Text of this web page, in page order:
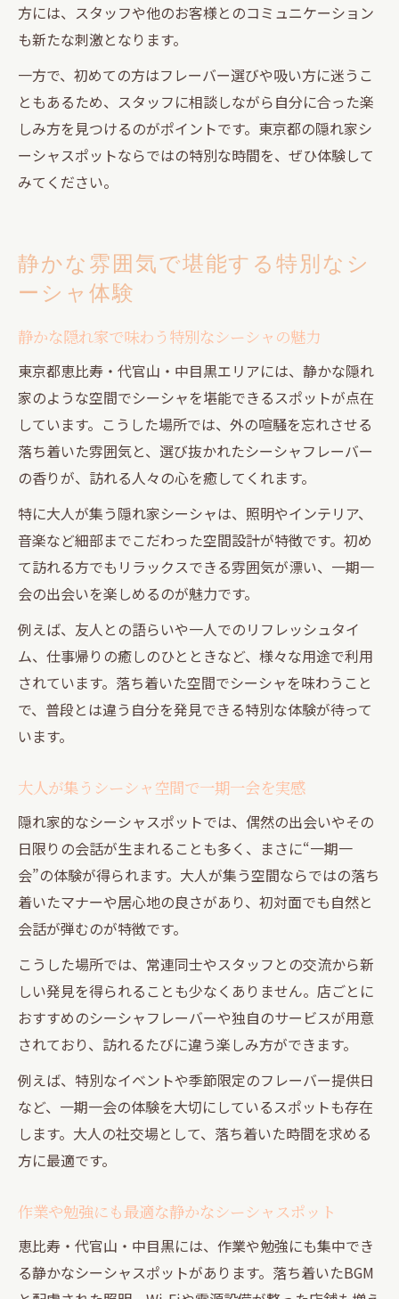
方には、スタッフや他のお客様とのコミュニケーション
も新たな刺激となります。
一方で、初めての方はフレーバー選びや吸い方に迷うこ
ともあるため、スタッフに相談しながら自分に合った楽
しみ方を見つけるのがポイントです。東京都の隠れ家シ
ーシャスポットならではの特別な時間を、ぜひ体験して
みてください。
静かな雰囲気で堪能する特別なシ
ーシャ体験
静かな隠れ家で味わう特別なシーシャの魅力
東京都恵比寿・代官山・中目黒エリアには、静かな隠れ
家のような空間でシーシャを堪能できるスポットが点在
しています。こうした場所では、外の喧騒を忘れさせる
落ち着いた雰囲気と、選び抜かれたシーシャフレーバー
の香りが、訪れる人々の心を癒してくれます。
特に大人が集う隠れ家シーシャは、照明やインテリア、
音楽など細部までこだわった空間設計が特徴です。初め
て訪れる方でもリラックスできる雰囲気が漂い、一期一
会の出会いを楽しめるのが魅力です。
例えば、友人との語らいや一人でのリフレッシュタイ
ム、仕事帰りの癒しのひとときなど、様々な用途で利用
されています。落ち着いた空間でシーシャを味わうこと
で、普段とは違う自分を発見できる特別な体験が待って
います。
大人が集うシーシャ空間で一期一会を実感
隠れ家的なシーシャスポットでは、偶然の出会いやその
日限りの会話が生まれることも多く、まさに“一期一
会”の体験が得られます。大人が集う空間ならではの落ち
着いたマナーや居心地の良さがあり、初対面でも自然と
会話が弾むのが特徴です。
こうした場所では、常連同士やスタッフとの交流から新
しい発見を得られることも少なくありません。店ごとに
おすすめのシーシャフレーバーや独自のサービスが用意
されており、訪れるたびに違う楽しみ方ができます。
例えば、特別なイベントや季節限定のフレーバー提供日
など、一期一会の体験を大切にしているスポットも存在
します。大人の社交場として、落ち着いた時間を求める
方に最適です。
作業や勉強にも最適な静かなシーシャスポット
恵比寿・代官山・中目黒には、作業や勉強にも集中でき
る静かなシーシャスポットがあります。落ち着いたBGM